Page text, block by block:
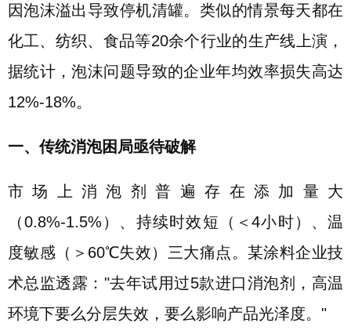
因泡沫溢出导致停机清罐。类似的情景每天都在
化工、纺织、食品等20余个行业的生产线上演，
据统计，泡沫问题导致的企业年均效率损失高达
12%-18%。
一、传统消泡困局亟待破解
市场上消泡剂普遍存在添加量大
（0.8%-1.5%）、持续时效短（＜4小时）、温
度敏感（＞60℃失效）三大痛点。某涂料企业技
术总监透露："去年试用过5款进口消泡剂，高温
环境下要么分层失效，要么影响产品光泽度。"